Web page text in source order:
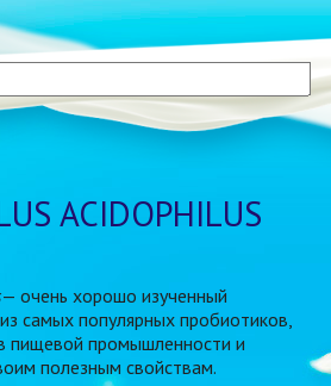
ACIDOPHILUS
— очень хорошо изученный
самых популярных пробиотиков,
пищевой промышленности и
полезным свойствам.